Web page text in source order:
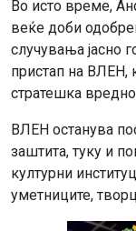
Во исто време,
веќе доби
случувања јасно
пристап на ВЛЕН,
стратешка
ВЛЕН останува
заштита, туку и
културни
уметниците,